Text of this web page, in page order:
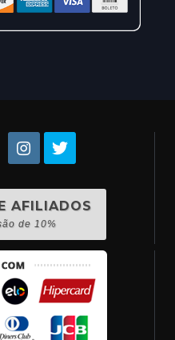
AFILIADOS
de 10%